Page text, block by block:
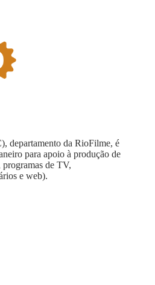
departamento da RioFilme, é
para apoio à produção de
de TV,
e web).